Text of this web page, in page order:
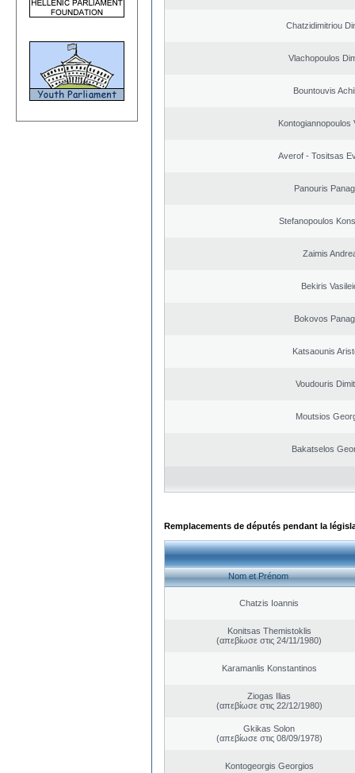
Chatzidimitriou
Vlachopoulos
Bountouvis
Kontogiannopoulos
Averof - Tositsas
Panouris
Stefanopoulos
Zaimis
Bekiris
Bokovos
Katsaounis
Voudouris
Moutsios
Bakatselos
Remplacements de députés pendant la
Nom et Prénom
Chatzis Ioannis
Konitsas Themistoklis
(απεβίωσε στις 24/11/1980)
Karamanlis Konstantinos
Ziogas Ilias
(απεβίωσε στις 22/12/1980)
Gkikas Solon
(απεβίωσε στις 08/09/1978)
Kontogeorgis Georgios